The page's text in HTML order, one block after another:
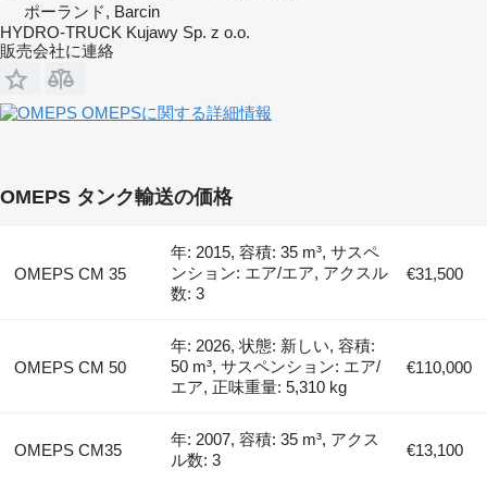
ポーランド, Barcin
HYDRO-TRUCK Kujawy Sp. z o.o.
販売会社に連絡
OMEPSに関する詳細情報
OMEPS タンク輸送の価格
OMEPS CM 35
年: 2015, 容積: 35 m³, サスペ
ンション: エア/エア, アクスル
数: 3
€31,500
OMEPS CM 50
年: 2026, 状態: 新しい, 容積:
50 m³, サスペンション: エア/
エア, 正味重量: 5,310 kg
€110,000
OMEPS CM35
年: 2007, 容積: 35 m³, アクス
ル数: 3
€13,100